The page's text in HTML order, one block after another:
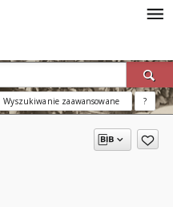
Wyszukiwanie zaawansowane ?